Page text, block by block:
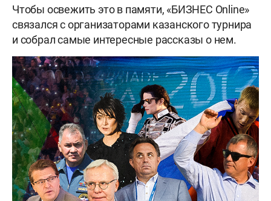
Чтобы освежить это в памяти, «БИЗНЕС Online»
связался с организаторами казанского турнира
и собрал самые интересные рассказы о нем.